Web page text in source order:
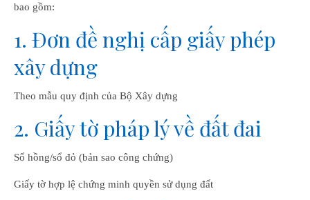
bao gồm:
1. Đơn đề nghị cấp giấy phép
xây dựng
Theo mẫu quy định của Bộ Xây dựng
2. Giấy tờ pháp lý về đất đai
Sổ hồng/sổ đỏ (bản sao công chứng)
Giấy tờ hợp lệ chứng minh quyền sử dụng đất